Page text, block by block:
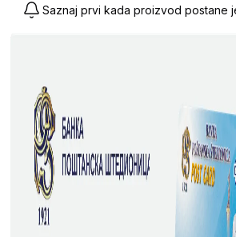
Saznaj prvi kada proizvod postane